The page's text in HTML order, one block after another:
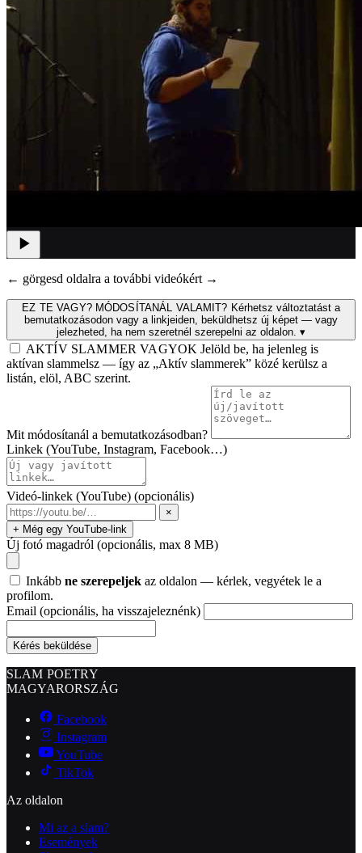
← görgesd oldalra a további videókért →
EZ TE VAGY? MÓDOSÍTANÁL VALAMIT? Kérhetsz változtatást a
bemutatkozásodon vagy a linkjeiden, beküldhetsz új képet — vagy
jelezheted, ha nem szeretnél szerepelni az oldalon. ▾
AKTÍV SLAMMER VAGYOK Jelöld be, ha jelenleg is
aktívan slammelsz — így az „Aktív slammerek” közé kerülsz a
listán, elöl, ABC szerint.
Mit módosítanál a bemutatkozásodban?
Linkek (YouTube, Instagram, Facebook…)
Videó-linkek (YouTube) (opcionális)
×
+ Még egy YouTube-link
Új fotó magadról (opcionális, max 8 MB)
Inkább ne szerepeljek az oldalon — kérlek, vegyétek le a
profilom.
Email (opcionális, ha visszajeleznénk)
Kérés beküldése
SLAM POETRY
MAGYARORSZÁG
Facebook
Instagram
YouTube
TikTok
Az oldalon
Mi az a slam?
Események